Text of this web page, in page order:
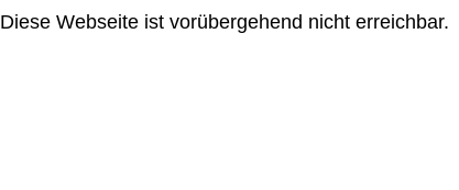
Diese Webseite ist vorübergehend nicht erreichbar.